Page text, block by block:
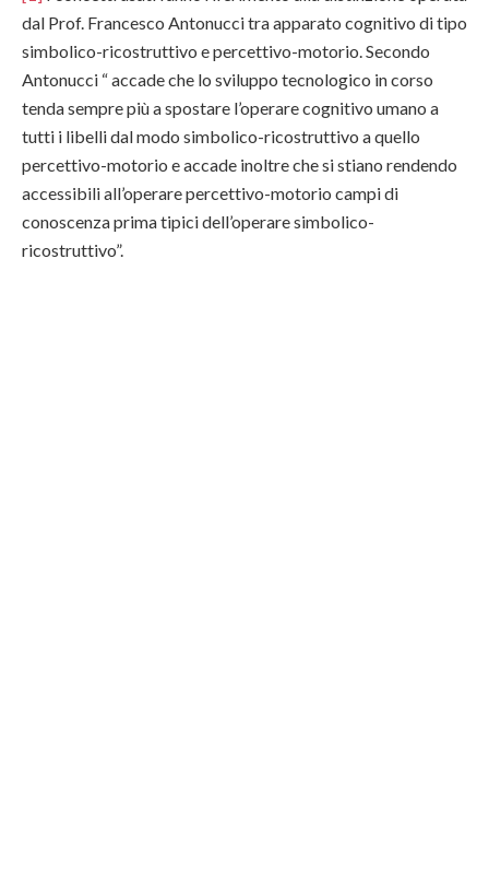
dal Prof. Francesco Antonucci tra apparato cognitivo di tipo
simbolico-ricostruttivo e percettivo-motorio. Secondo
Antonucci “ accade che lo sviluppo tecnologico in corso
tenda sempre più a spostare l’operare cognitivo umano a
tutti i libelli dal modo simbolico-ricostruttivo a quello
percettivo-motorio e accade inoltre che si stiano rendendo
accessibili all’operare percettivo-motorio campi di
conoscenza prima tipici dell’operare simbolico-
ricostruttivo”.